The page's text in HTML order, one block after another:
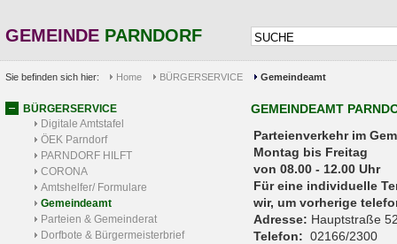
GEMEINDE PARNDORF
Sie befinden sich hier: Home BÜRGERSERVICE Gemeindeamt
BÜRGERSERVICE
Digitale Amtstafel
ÖEK Parndorf
PARNDORF HILFT
CORONA
Amtshelfer/ Formulare
Gemeindeamt
Parteien & Gemeinderat
Dorfbote & Bürgermeisterbrief
GEMEINDEAMT
Parteienverkehr
Montag bis Freitag
von 08.00 - 12.00 Uhr
Für eine individuelle
wir, um vorherige
Adresse: Hauptstraße
Telefon: 02166/2300